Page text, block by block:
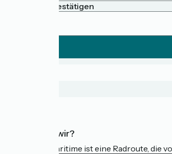
Passwort bestätigen
Wer sind wir?
Die Vélomaritime ist eine Radroute,